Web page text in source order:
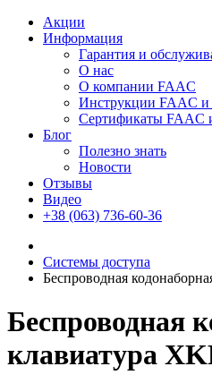
Акции
Информация
Гарантия и
О нас
О компании FAAC
Инструкции FAAC
Сертификаты FAAC
Блог
Полезно знать
Новости
Отзывы
Видео
+38 (063) 736-60-36
Системы доступа
Беспроводная
Беспроводная
клавиатура